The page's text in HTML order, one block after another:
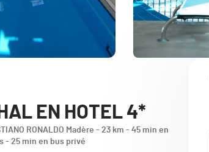
EN HOTEL 4*
RONALDO Madère - 23 km - 45 min en
- 25 min en bus privé